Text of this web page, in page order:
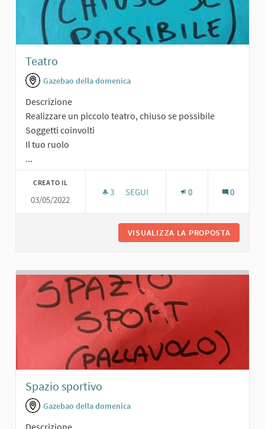
Teatro
Gazebao della domenica
Descrizione
Realizzare un piccolo teatro, chiuso se possibile
Soggetti coinvolti
Il tuo ruolo
...
CREATO IL
03/05/2022
3 3 SOSTENITORI
SEGUI 0 0
VISUALIZZA LA PROPOSTA
Spazio sportivo
Gazebao della domenica